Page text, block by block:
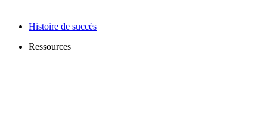
Histoire de succès
Ressources